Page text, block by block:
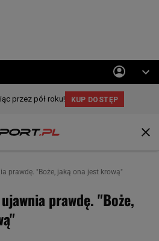
prawdę. "Boże, jaką ona jest krową"
prawdę. "Boże,